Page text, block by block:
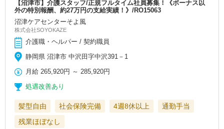
【沼津市】介護スタッフ/正規フルタイム社員募集！《ボーナス以
外の特別報酬、約27万円の支給実績！》/RO15063
沼津ケアセンターそよ風
株式会社SOYOKAZE
介護職・ヘルパー / 契約職員
静岡県 沼津市 中沢田字中沢391－1
月給 265,920円 ～ 285,920円
処遇改善あり
髪型自由 社会保険完備 4週8休以上
通勤手当
残業ほぼなし